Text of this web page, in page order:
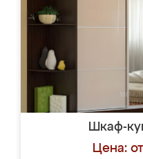
Шкаф-
Цена: